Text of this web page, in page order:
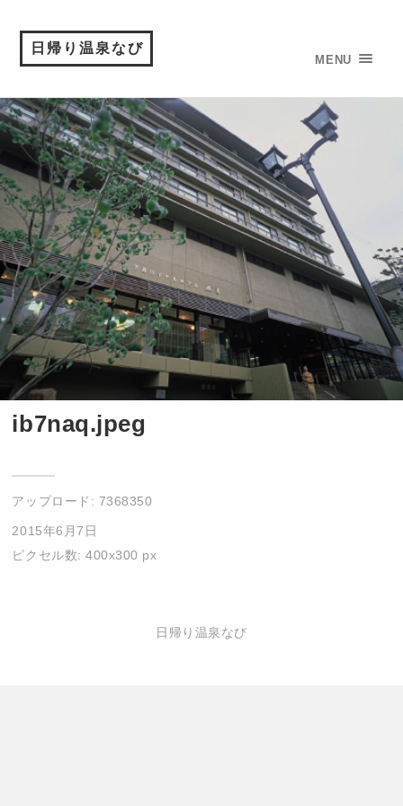
日帰り温泉なび
MENU
ib7naq.jpeg
アップロード: 7368350
2015年6月7日
ピクセル数: 400x300 px
日帰り温泉なび